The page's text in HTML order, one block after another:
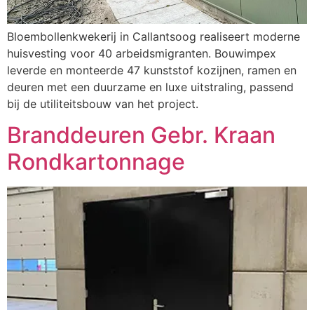
Bloembollenkwekerij in Callantsoog realiseert moderne
huisvesting voor 40 arbeidsmigranten. Bouwimpex
leverde en monteerde 47 kunststof kozijnen, ramen en
deuren met een duurzame en luxe uitstraling, passend
bij de utiliteitsbouw van het project.
Branddeuren Gebr. Kraan
Rondkartonnage